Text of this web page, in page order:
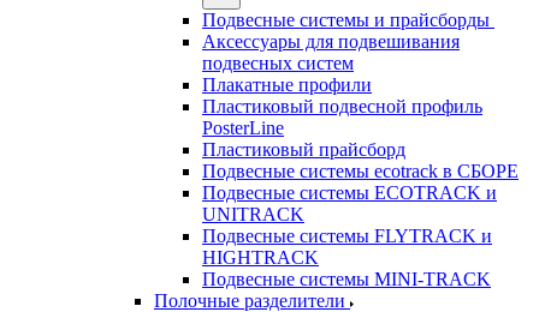
Подвесные системы и прайсборды
Аксессуары для подвешивания
подвесных систем
Плакатные профили
Пластиковый подвесной профиль
PosterLine
Пластиковый прайсборд
Подвесные системы ecotrack в СБОРЕ
Подвесные системы ECOTRACK и
UNITRACK
Подвесные системы FLYTRACK и
HIGHTRACK
Подвесные системы MINI-TRACK
Полочные разделители